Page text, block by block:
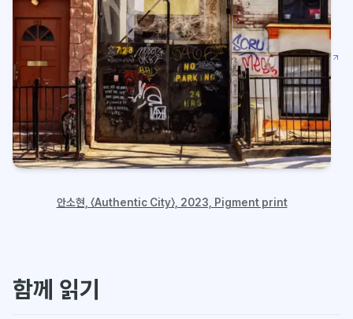
안소현, 〈Authentic City〉, 2023, Pigment print
함께 읽기